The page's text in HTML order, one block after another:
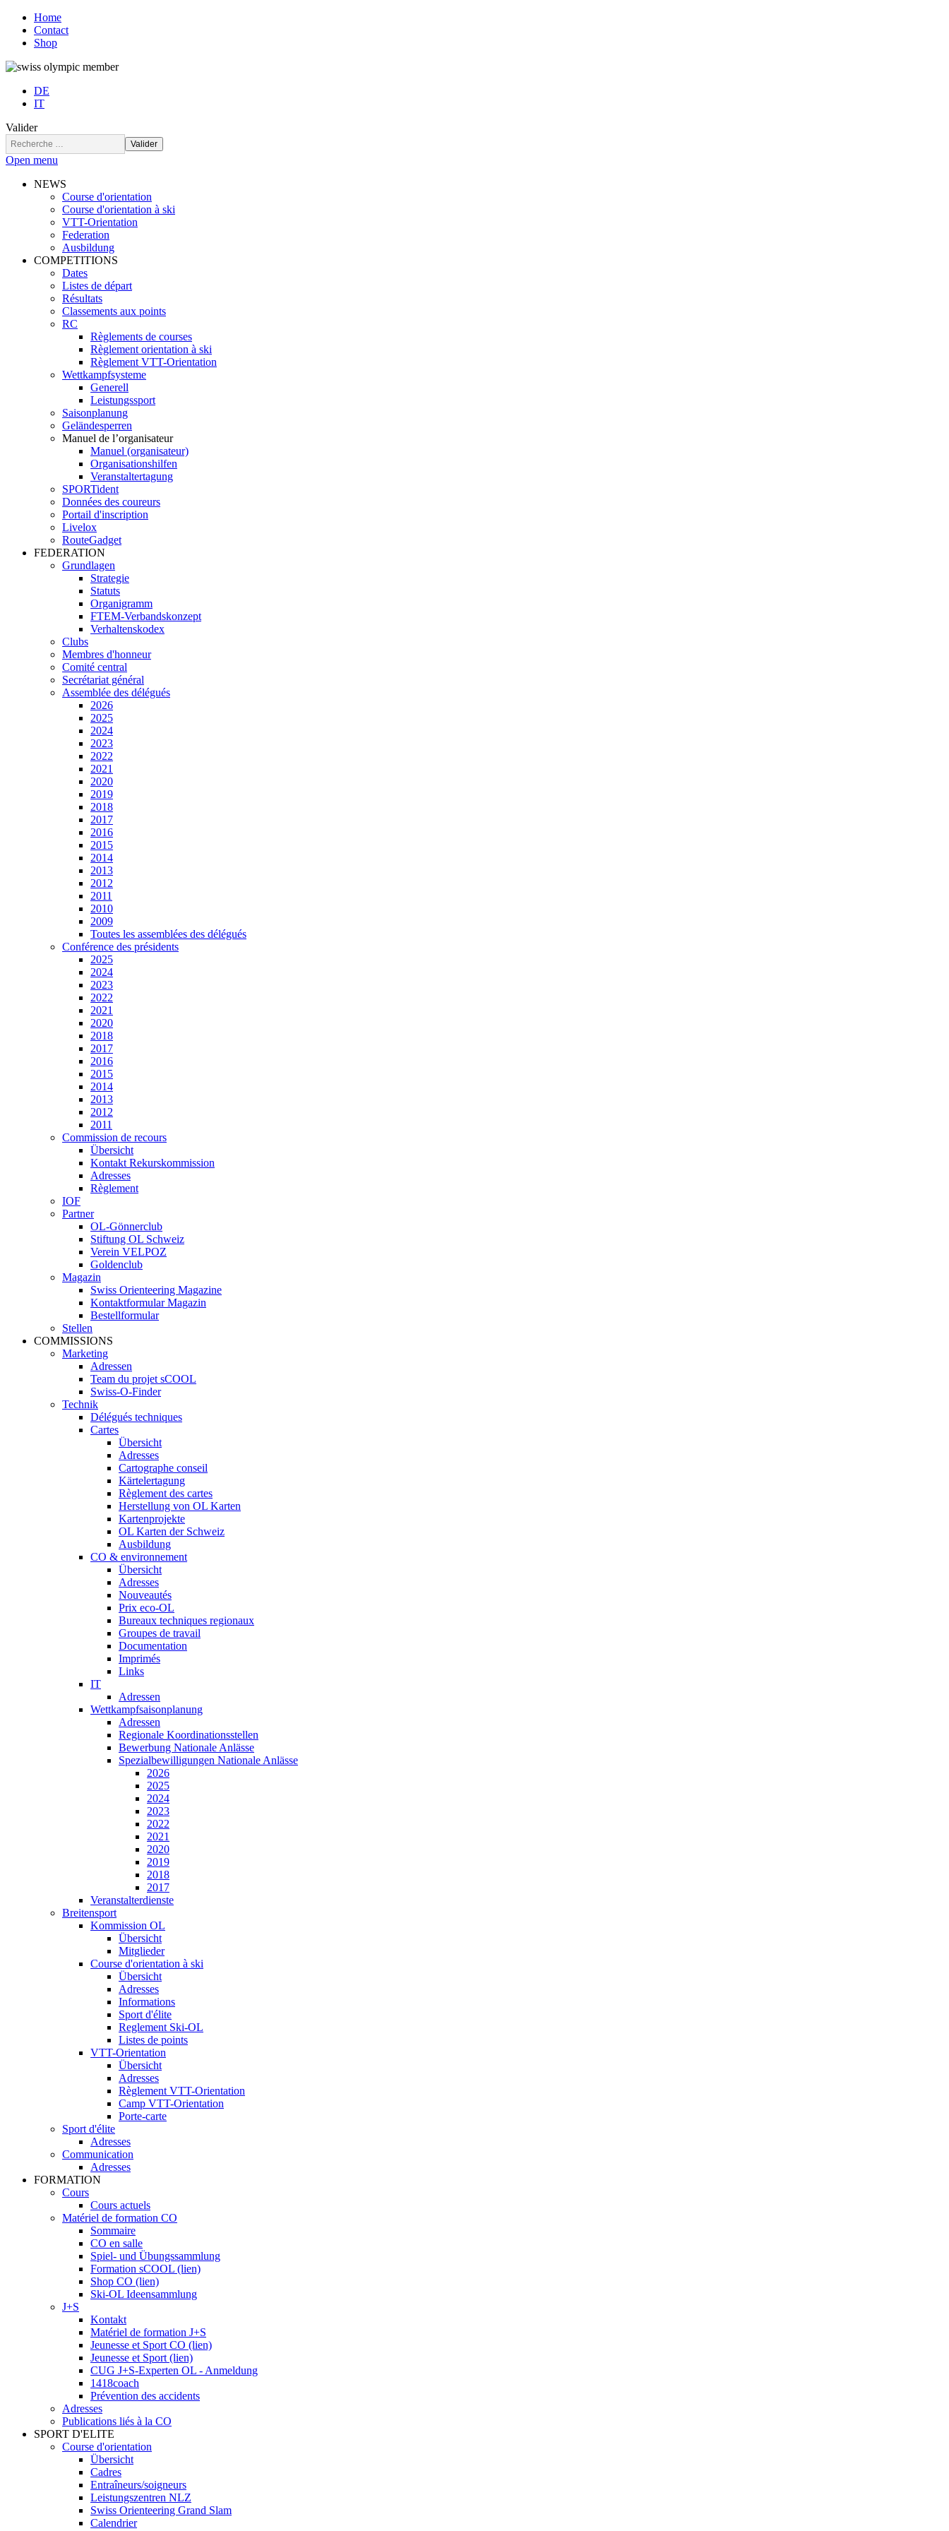
Home
Contact
Shop
DE
IT
Valider
Valider
Open menu
NEWS
Course d'orientation
Course d'orientation à ski
VTT-Orientation
Federation
Ausbildung
COMPETITIONS
Dates
Listes de départ
Résultats
Classements aux points
RC
Règlements de courses
Règlement orientation à ski
Règlement VTT-Orientation
Wettkampfsysteme
Generell
Leistungssport
Saisonplanung
Geländesperren
Manuel de l’organisateur
Manuel (organisateur)
Organisationshilfen
Veranstaltertagung
SPORTident
Données des coureurs
Portail d'inscription
Livelox
RouteGadget
FEDERATION
Grundlagen
Strategie
Statuts
Organigramm
FTEM-Verbandskonzept
Verhaltenskodex
Clubs
Membres d'honneur
Comité central
Secrétariat général
Assemblée des délégués
2026
2025
2024
2023
2022
2021
2020
2019
2018
2017
2016
2015
2014
2013
2012
2011
2010
2009
Toutes les assemblées des délégués
Conférence des présidents
2025
2024
2023
2022
2021
2020
2018
2017
2016
2015
2014
2013
2012
2011
Commission de recours
Übersicht
Kontakt Rekurskommission
Adresses
Règlement
IOF
Partner
OL-Gönnerclub
Stiftung OL Schweiz
Verein VELPOZ
Goldenclub
Magazin
Swiss Orienteering Magazine
Kontaktformular Magazin
Bestellformular
Stellen
COMMISSIONS
Marketing
Adressen
Team du projet sCOOL
Swiss-O-Finder
Technik
Délégués techniques
Cartes
Übersicht
Adresses
Cartographe conseil
Kärtelertagung
Règlement des cartes
Herstellung von OL Karten
Kartenprojekte
OL Karten der Schweiz
Ausbildung
CO & environnement
Übersicht
Adresses
Nouveautés
Prix eco-OL
Bureaux techniques regionaux
Groupes de travail
Documentation
Imprimés
Links
IT
Adressen
Wettkampfsaisonplanung
Adressen
Regionale Koordinationsstellen
Bewerbung Nationale Anlässe
Spezialbewilligungen Nationale Anlässe
2026
2025
2024
2023
2022
2021
2020
2019
2018
2017
Veranstalterdienste
Breitensport
Kommission OL
Übersicht
Mitglieder
Course d'orientation à ski
Übersicht
Adresses
Informations
Sport d'élite
Reglement Ski-OL
Listes de points
VTT-Orientation
Übersicht
Adresses
Règlement VTT-Orientation
Camp VTT-Orientation
Porte-carte
Sport d'élite
Adresses
Communication
Adresses
FORMATION
Cours
Cours actuels
Matériel de formation CO
Sommaire
CO en salle
Spiel- und Übungssammlung
Formation sCOOL (lien)
Shop CO (lien)
Ski-OL Ideensammlung
J+S
Kontakt
Matériel de formation J+S
Jeunesse et Sport CO (lien)
Jeunesse et Sport (lien)
CUG J+S-Experten OL - Anmeldung
1418coach
Prévention des accidents
Adresses
Publications liés à la CO
SPORT D'ELITE
Course d'orientation
Übersicht
Cadres
Entraîneurs/soigneurs
Leistungszentren NLZ
Swiss Orienteering Grand Slam
Calendrier